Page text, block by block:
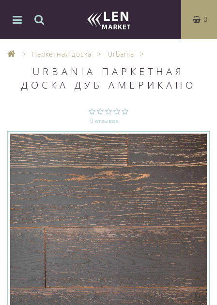
0
Паркетная доска Urbania
URBANIA ПАРКЕТНАЯ
ДОСКА ДУБ АМЕРИКАНО
0 отзывов